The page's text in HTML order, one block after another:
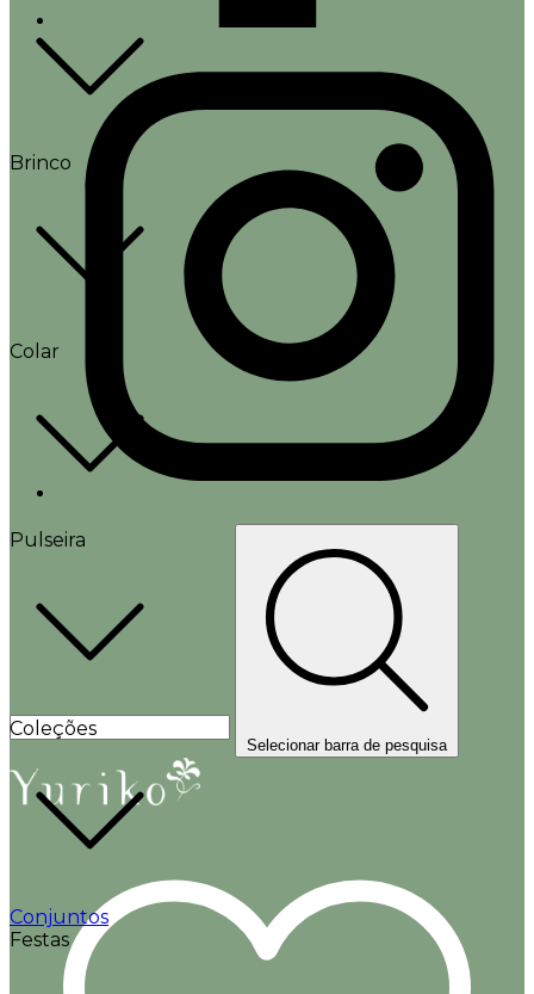
Brinco
Colar
Pulseira
Coleções
Conjuntos
Festas
Selecionar barra de pesquisa